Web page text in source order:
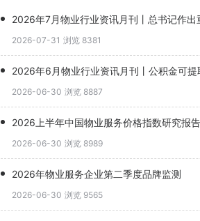
2026年7月物业行业资讯月刊丨总书记作出重要指示，完整社区
2026-07-31 浏览 8381
2026年6月物业行业资讯月刊丨公积金可提取支付自住住房物业费，恒
2026-06-30 浏览 8887
2026上半年中国物业服务价格指数研究报告
2026-06-30 浏览 8989
2026年物业服务企业第二季度品牌监测
2026-06-30 浏览 9565